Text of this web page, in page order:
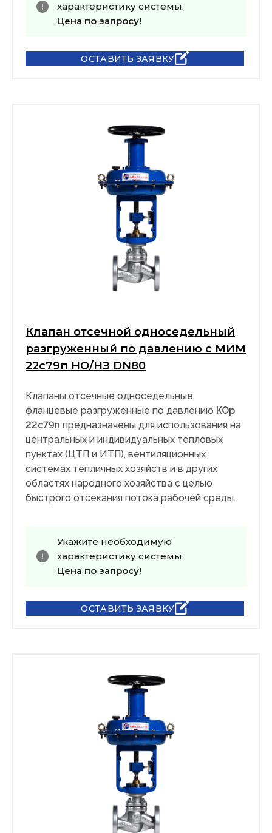
характеристику системы.
Цена по запросу!
ОСТАВИТЬ ЗАЯВКУ
Клапан отсечной односедельный
разгруженный по давлению с МИМ
22с79п НО/НЗ DN80
Клапаны отсечные односедельные
фланцевые разгруженные по давлению КОр
22с79п предназначены для использования на
центральных и индивидуальных тепловых
пунктах (ЦТП и ИТП), вентиляционных
системах тепличных хозяйств и в других
областях народного хозяйства с целью
быстрого отсекания потока рабочей среды.
Укажите необходимую
характеристику системы.
Цена по запросу!
ОСТАВИТЬ ЗАЯВКУ